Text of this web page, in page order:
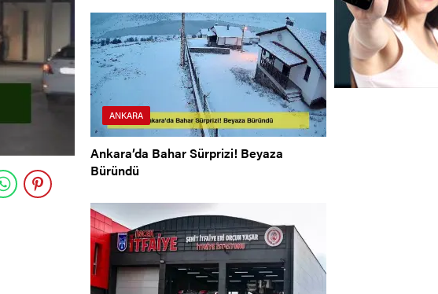
ANKARA
Ankara’da Bahar Sürprizi! Beyaza
Büründü